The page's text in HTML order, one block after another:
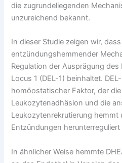
die zugrundeliegenden
unzureichend bekannt.
In dieser Studie zeigen wir,
entzündungshemmender
Regulation der Ausprägung
Locus 1 (DEL-1) beinhaltet.
homöostatischer Faktor, der
Leukozytenadhäsion und die
Leukozytenrekrutierung
Entzündungen herunterreguliert
In ähnlicher Weise hemmte